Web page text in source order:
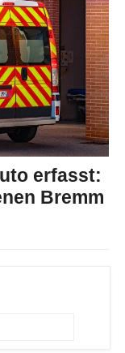
erfasst:
Bremm